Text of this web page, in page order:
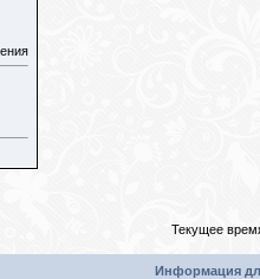
Текущее
Информация